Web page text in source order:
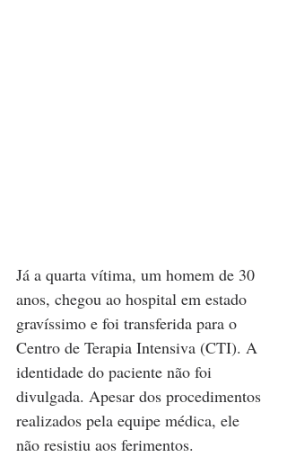
Já a quarta vítima, um homem de 30
anos, chegou ao hospital em estado
gravíssimo e foi transferida para o
Centro de Terapia Intensiva (CTI). A
identidade do paciente não foi
divulgada. Apesar dos procedimentos
realizados pela equipe médica, ele
não resistiu aos ferimentos.